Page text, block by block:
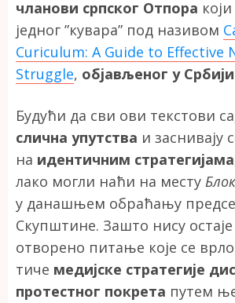
чланови српског Отпора
једног ”кувара” под називом
Curiculum: A Guide to Effective
Struggle, објављеног у
Будући да сви ови текстови
слична упутства и заснивају
на идентичним стратегијама
лако могли наћи на месту
у данашњем обраћању
Скупштине. Зашто нису остаје
отворено питање које се
тиче медијске стратегије
протестног покрета путем